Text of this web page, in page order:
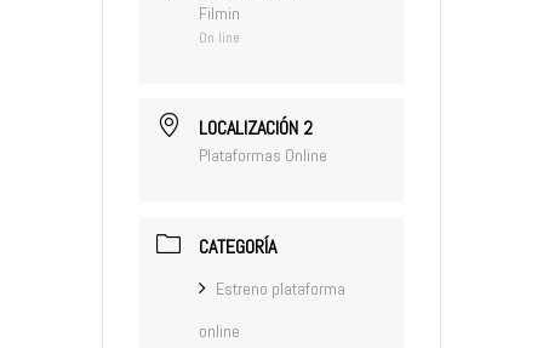
Filmin
On line
LOCALIZACIÓN 2
Plataformas Online
CATEGORÍA
Estreno plataforma
online